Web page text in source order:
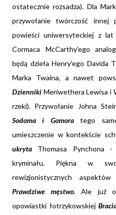
ostatecznie rozsadza). Dla
przywołanie twórczość innej
powieści uniwersyteckiej z
Cormaca McCarthy'ego
będą dzieła Henry'ego Davida
Marka Twaina, a nawet
Dzienniki Meriwethera Lewisa i
rzeki). Przywołanie Johna
Sodoma i Gomoratego
umieszczenie w kontekście
ukryta Thomasa Pynchona
kryminału. Piękna w
rewizjonistycznych
Prawdziwe męstwo. Ale już
opowiastki łotrzykowskiej